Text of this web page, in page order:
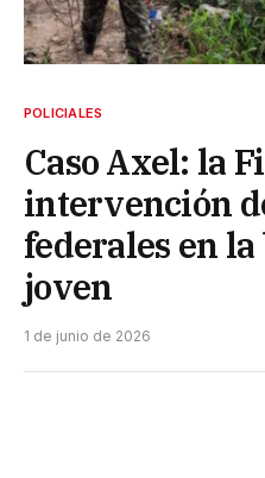
POLICIALES
Caso Axel: la
intervención
federales en
joven
1 de junio de 2026